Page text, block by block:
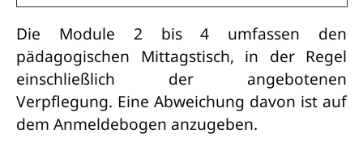
Die Module 2 bis 4 umfassen den
pädagogischen Mittagstisch, in der Regel
einschließlich der angebotenen
Verpflegung. Eine Abweichung davon ist auf
dem Anmeldebogen anzugeben.